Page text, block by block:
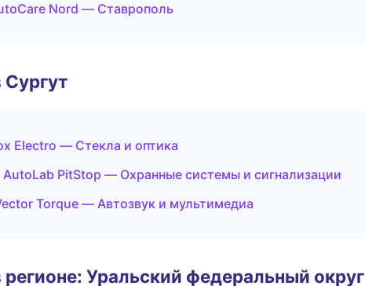
Nord — Ставрополь
Electro — Стекла и оптика
PitStop — Охранные системы и сигнализации
Torque — Автозвук и мультимедиа
Уральский федеральный округ